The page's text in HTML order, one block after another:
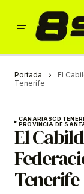
Portada
El
Tenerife
CANARIASCD
PROVINCIA DE
El
Tenerife